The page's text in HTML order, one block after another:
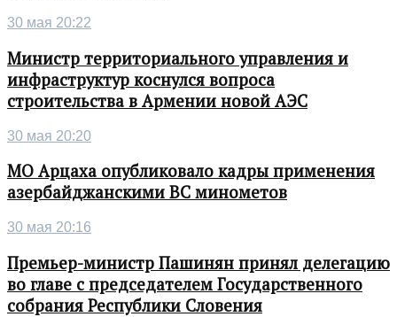
30 мая 20:22
Министр территориального управления и
инфраструктур коснулся вопроса
строительства в Армении новой АЭС
30 мая 20:20
МО Арцаха опубликовало кадры применения
азербайджанскими ВС минометов
30 мая 20:16
Премьер-министр Пашинян принял делегацию
во главе с председателем Государственного
собрания Республики Словения